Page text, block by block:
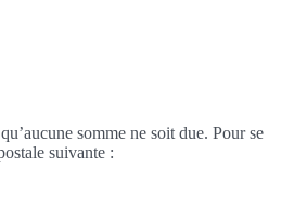
somme ne soit due. Pour se
suivante :